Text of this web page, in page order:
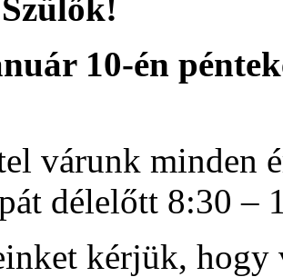
10-én
várunk minden
délelőtt 8:30 –
kérjük, hogy